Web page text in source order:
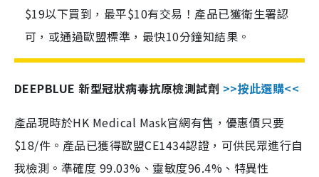
$19以下買到，最平$10有交易！產品已獲衛生署認
可，或通過歐盟標準，最快10分鐘知結果。
DEEPBLUE 新型冠狀病毒抗原檢測試劑 >>按此選購<<
產品現時於HK Medical Mask官網有售，優惠價只要
$18/件。產品已獲得歐盟CE1434認證，可供民眾進行自
我檢測。準確度 99.03%、靈敏度96.4%、特異性